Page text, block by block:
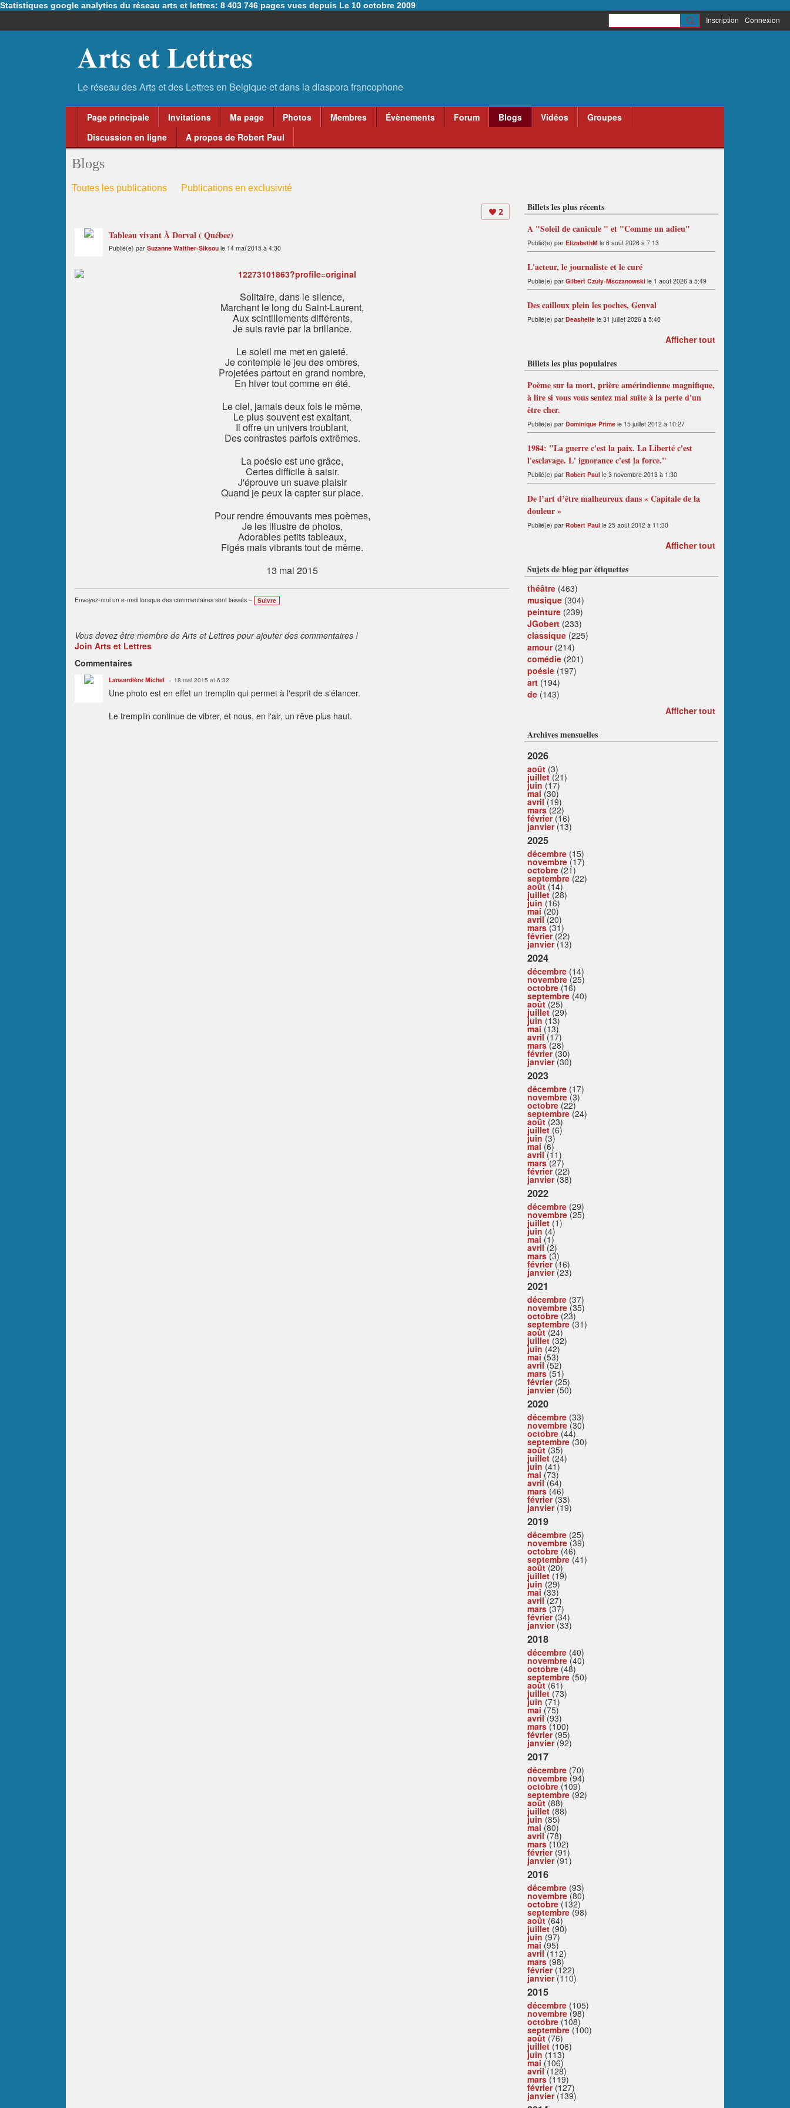
Statistiques google analytics du réseau arts et lettres: 8 403 746 pages vues depuis Le 10 octobre 2009
Inscription Connexion
Arts et Lettres
Page principale Invitations Ma page Photos Membres Évènements Forum Blogs Vidéos
Groupes
Discussion en ligne
A propos de Robert Paul
Blogs
Toutes les publications Publications en exclusivité
2
Tableau vivant À Dorval ( Québec)
Publié(e) par Suzanne Walther-Siksou le 14 mai 2015 à 4:30
Solitaire, dans le silence,
Marchant le long du Saint-Laurent,
Aux scintillements différents,
Je suis ravie par la brillance.
Le soleil me met en gaieté.
Je contemple le jeu des ombres,
Projetées partout en grand nombre,
En hiver tout comme en été.
Le ciel, jamais deux fois le même,
Le plus souvent est exaltant.
Il offre un univers troublant,
Des contrastes parfois extrêmes.
La poésie est une grâce,
Certes difficile à saisir.
J'éprouve un suave plaisir
Quand je peux la capter sur place.
Pour rendre émouvants mes poèmes,
Je les illustre de photos,
Adorables petits tableaux,
Figés mais vibrants tout de même.
13 mai 2015
Envoyez-moi un e-mail lorsque des commentaires sont laissés – Suivre
Vous devez être membre de Arts et Lettres pour ajouter des commentaires !
Join Arts et Lettres
Commentaires
Lansardière Michel 18 mai 2015 at 6:32
Une photo est en effet un tremplin qui permet à l'esprit de s'élancer.
Le tremplin continue de vibrer, et nous, en l'air, un rêve plus haut.
Billets les plus récents
A "Soleil de canicule " et "Comme un adieu"
Publié(e) par ElizabethM le 6 août 2026 à 7:13
L'acteur, le journaliste et le curé
Publié(e) par Gilbert Czuly-Msczanowski le 1 août 2026 à 5:49
Des cailloux plein les poches, Genval
Publié(e) par Deashelle le 31 juillet 2026 à 5:40
Afficher tout
Billets les plus populaires
Poème sur la mort, prière amérindienne magnifique,
à lire si vous vous sentez mal suite à la perte d'un
être cher.
Publié(e) par Dominique Prime le 15 juillet 2012 à 10:27
1984: "La guerre c'est la paix. La Liberté c'est
l'esclavage. L' ignorance c'est la force."
Publié(e) par Robert Paul le 3 novembre 2013 à 1:30
De l’art d’être malheureux dans « Capitale de la
douleur »
Publié(e) par Robert Paul le 25 août 2012 à 11:30
Afficher tout
Sujets de blog par étiquettes
théâtre (463)
musique (304)
peinture (239)
JGobert (233)
classique (225)
amour(214)
comédie (201)
poésie (197)
art (194)
de (143)
Afficher tout
Archives mensuelles
2026
août (3)
juillet(21)
juin (17)
mai (30)
avril(19)
mars(22)
février(16)
janvier(13)
2025
décembre (15)
novembre (17)
octobre (21)
septembre (22)
août (14)
juillet(28)
juin (16)
mai (20)
avril(20)
mars(31)
février(22)
janvier(13)
2024
décembre (14)
novembre (25)
octobre (16)
septembre (40)
août (25)
juillet(29)
juin (13)
mai (13)
avril(17)
mars(28)
février(30)
janvier(30)
2023
décembre (17)
novembre (3)
octobre (22)
septembre (24)
août (23)
juillet(6)
juin (3)
mai (6)
avril(11)
mars(27)
février(22)
janvier(38)
2022
décembre (29)
novembre (25)
juillet (1)
juin (4)
mai (1)
avril(2)
mars(3)
février(16)
janvier(23)
2021
décembre (37)
novembre (35)
octobre (23)
septembre (31)
août (24)
juillet(32)
juin (42)
mai (53)
avril(52)
mars(51)
février(25)
janvier(50)
2020
décembre (33)
novembre (30)
octobre (44)
septembre (30)
août (35)
juillet(24)
juin (41)
mai (73)
avril(64)
mars(46)
février(33)
janvier(19)
2019
décembre (25)
novembre (39)
octobre (46)
septembre (41)
août (20)
juillet(19)
juin (29)
mai (33)
avril(27)
mars(37)
février(34)
janvier(33)
2018
décembre (40)
novembre (40)
octobre (48)
septembre (50)
août (61)
juillet(73)
juin (71)
mai (75)
avril(93)
mars(100)
février(95)
janvier(92)
2017
décembre (70)
novembre (94)
octobre (109)
septembre (92)
août (88)
juillet(88)
juin (85)
mai (80)
avril(78)
mars(102)
février(91)
janvier(91)
2016
décembre (93)
novembre (80)
octobre (132)
septembre (98)
août (64)
juillet(90)
juin (97)
mai (95)
avril(112)
mars(98)
février(122)
janvier(110)
2015
décembre (105)
novembre (98)
octobre (108)
septembre (100)
août (76)
juillet(106)
juin (113)
mai (106)
avril(128)
mars(119)
février(127)
janvier(139)